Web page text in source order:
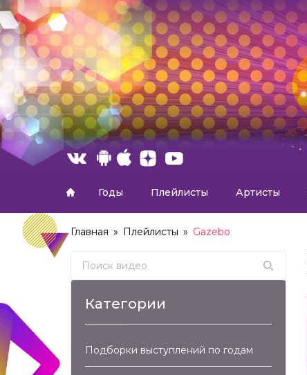
Годы Плейлисты Артисты
Главная » Плейлисты » Gazebo
Search for:
Категории
Подборки выступлений по годам